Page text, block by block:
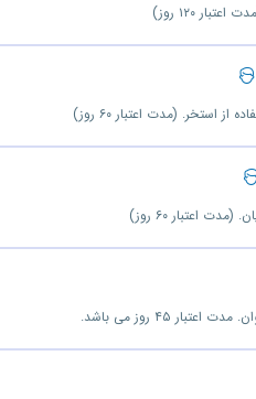
اعتبار ۶۰ روز)
۴۵ روز می باشد.